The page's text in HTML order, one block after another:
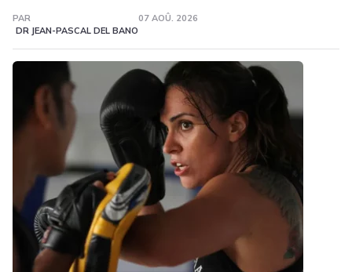
PAR
DR JEAN-PASCAL DEL BANO
07 AOÛ. 2026